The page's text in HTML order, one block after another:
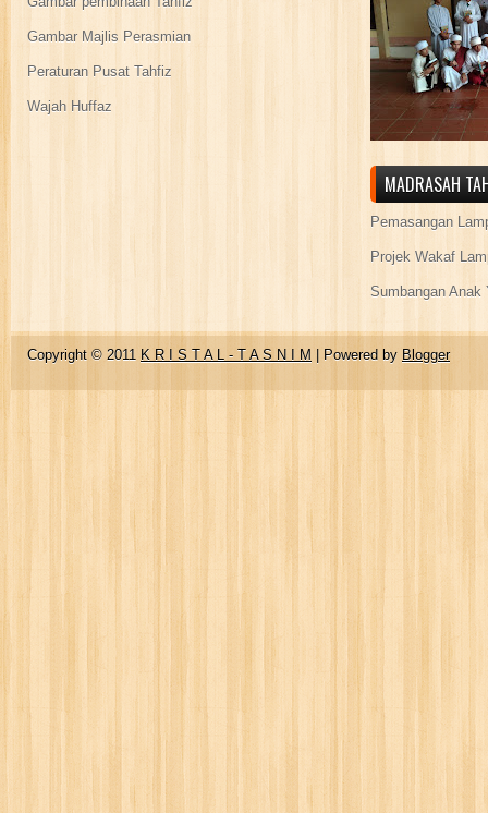
Gambar Majlis Perasmian
Peraturan Pusat Tahfiz
Wajah Huffaz
MADRASAH
Pemasangan
Projek Wakaf
Sumbangan Anak
Copyright © 2011 K R I S T A L - T A S N I M | Powered by Blogger